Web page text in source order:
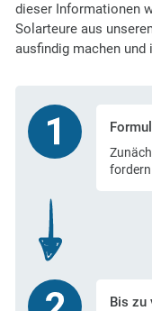
dieser Informationen
Solarteure aus
ausfindig machen und
Bis zu